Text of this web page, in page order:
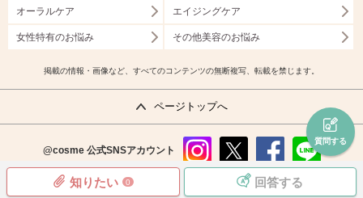
知りたい 0 回答する
質問する
オーラルケア エイジングケア
女性特有のお悩み その他美容のお悩み
掲載の情報・画像など、すべてのコンテンツの無断複写、転載を禁じます。
ページトップへ
@cosme 公式SNSアカウント
instag
x
faceb
ook
line